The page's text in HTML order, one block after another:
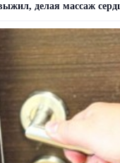
делая массаж